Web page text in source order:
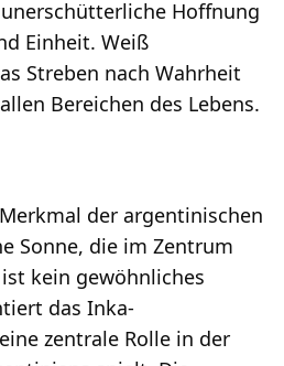
Hoffnung
Einheit. Weiß
Streben nach Wahrheit
Bereichen des Lebens.
der argentinischen
Sonne, die im Zentrum
kein gewöhnliches
das Inka-
zentrale Rolle in der